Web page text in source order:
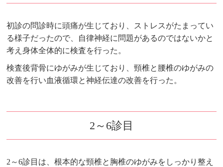
初診の問診時に頭痛が生じており、ストレスがたまってい
る様子だったので、自律神経に問題があるのではないかと
考え身体全体的に検査を行った。
検査後背骨にゆがみが生じており、頸椎と腰椎のゆがみの
改善を行い血液循環と神経伝達の改善を行った。
2～6診目
2～6診目は、根本的な頸椎と胸椎のゆがみをしっかり整え